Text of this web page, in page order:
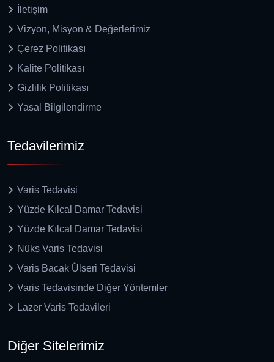
İletişim
Vizyon, Misyon & Değerlerimiz
Çerez Politikası
Kalite Politikası
Gizlilik Politikası
Yasal Bilgilendirme
Tedavilerimiz
Varis Tedavisi
Yüzde Kılcal Damar Tedavisi
Yüzde Kılcal Damar Tedavisi
Nüks Varis Tedavisi
Varis Bacak Ülseri Tedavisi
Varis Tedavisinde Diğer Yöntemler
Lazer Varis Tedavileri
Diğer Sitelerimiz